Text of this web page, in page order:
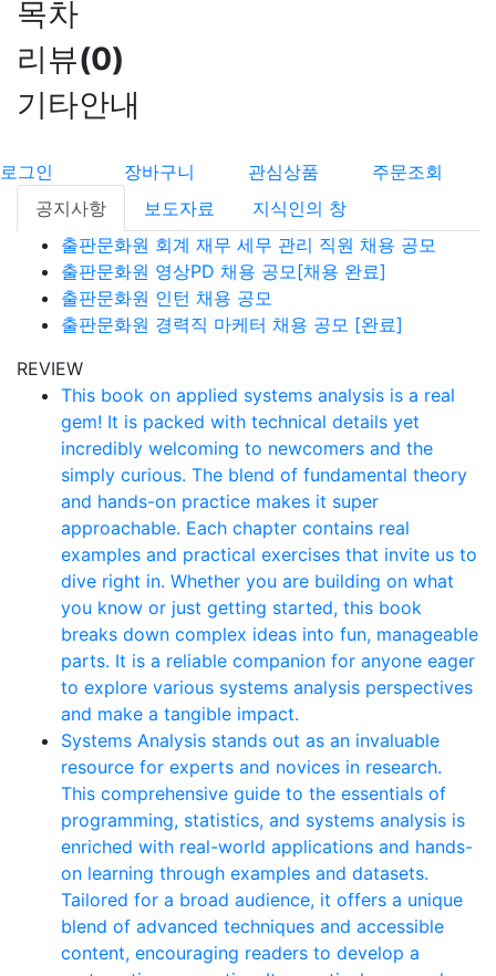
목차
리뷰(0)
기타안내
로그인 장바구니 관심상품
주문조회
공지사항
보도자료
지식인의 창
출판문화원 회계 재무 세무 관리 직원 채용 공모
출판문화원 영상PD 채용 공모[채용 완료]
출판문화원 인턴 채용 공모
출판문화원 경력직 마케터 채용 공모 [완료]
REVIEW
This book on applied systems analysis is a real
gem! It is packed with technical details yet
incredibly welcoming to newcomers and the
simply curious. The blend of fundamental theory
and hands-on practice makes it super
approachable. Each chapter contains real
examples and practical exercises that invite us to
dive right in. Whether you are building on what
you know or just getting started, this book
breaks down complex ideas into fun, manageable
parts. It is a reliable companion for anyone eager
to explore various systems analysis perspectives
and make a tangible impact.
Systems Analysis stands out as an invaluable
resource for experts and novices in research.
This comprehensive guide to the essentials of
programming, statistics, and systems analysis is
enriched with real-world applications and hands-
on learning through examples and datasets.
Tailored for a broad audience, it offers a unique
blend of advanced techniques and accessible
content, encouraging readers to develop a